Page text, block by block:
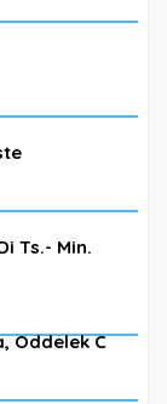
Ts.- Min.
Oddelek C